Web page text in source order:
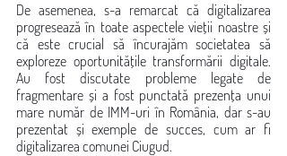
De asemenea, s-a remarcat că digitalizarea
progresează în toate aspectele vieții noastre și
că este crucial să încurajăm societatea să
exploreze oportunitățile transformării digitale.
Au fost discutate probleme legate de
fragmentare și a fost punctată prezența unui
mare număr de IMM-uri în România, dar s-au
prezentat și exemple de succes, cum ar fi
digitalizarea comunei Ciugud.